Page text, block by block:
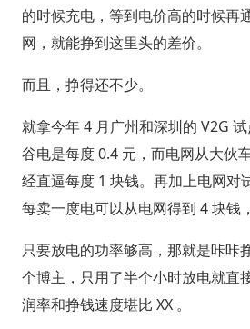
的时候充电，等到电价高的时候再
网，就能挣到这里头的差价。
而且，挣得还不少。
就拿今年 4 月广州和深圳的 V2G
谷电是每度 0.4 元，而电网从大伙
经直逼每度 1 块钱。再加上电网对
每卖一度电可以从电网得到 4 块钱
只要放电的功率够高，那就是咔咔
个博主，只用了半个小时放电就直
润率和挣钱速度堪比 XX 。